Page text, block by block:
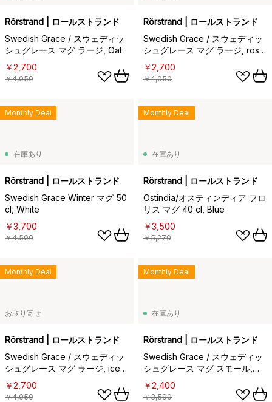
Rörstrand | ロールストランド
Swedish Grace / スウェディッ
シュグレース マグ ラージ, Oat
￥2,700
￥4,050
Rörstrand | ロールストランド
Swedish Grace / スウェディッ
シュグレース マグ ラージ, rose
50 cl
￥2,700
￥4,050
在庫あり
Rörstrand | ロールストランド
Swedish Grace Winter マグ 50
cl, White
￥3,700
￥4,500
Monthly Deal
在庫あり
Rörstrand | ロールストランド
Ostindia/オスティンディア フロ
リス マグ 40 cl, Blue
￥3,500
￥5,270
Monthly Deal
お取り寄せ
Rörstrand | ロールストランド
Swedish Grace / スウェディッ
シュグレース マグ ラージ, ice
(light blue)
￥2,700
￥4,050
Monthly Deal
在庫あり
Rörstrand | ロールストランド
Swedish Grace / スウェディッ
シュグレース マグ スモール,
Mist (grey)
￥2,400
￥3,590
Monthly Deal